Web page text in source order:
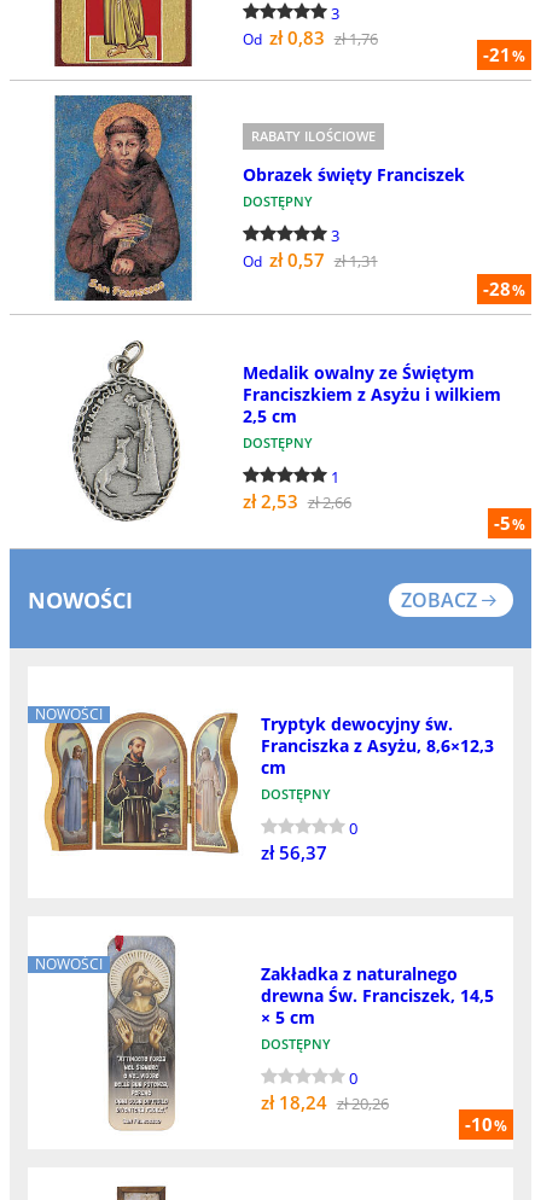
-21%
3
Od zł 0,83 zł 1,76
-28%
RABATY ILOŚCIOWE
Obrazek święty Franciszek
DOSTĘPNY
3
Od zł 0,57 zł 1,31
-5%
Medalik owalny ze Świętym
Franciszkiem z Asyżu i wilkiem
2,5 cm
DOSTĘPNY
1
zł 2,53 zł 2,66
NOWOŚCI ZOBACZ
NOWOŚCI
Tryptyk dewocyjny św.
Franciszka z Asyżu, 8,6×12,3
cm
DOSTĘPNY
0
zł 56,37
NOWOŚCI
-10%
Zakładka z naturalnego
drewna Św. Franciszek, 14,5
× 5 cm
DOSTĘPNY
0
zł 18,24 zł 20,26